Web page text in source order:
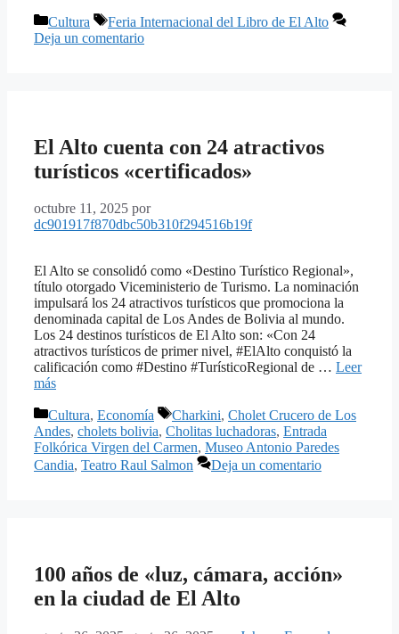
Categorías
Cultura Etiquetas
Feria Internacional del Libro de El Alto
Deja un comentario
El Alto cuenta con 24 atractivos
turísticos «certificados»
octubre 11, 2025 por
dc901917f870dbc50b310f294516b19f
El Alto se consolidó como «Destino Turístico Regional»,
título otorgado Viceministerio de Turismo. La nominación
impulsará los 24 atractivos turísticos que promociona la
denominada capital de Los Andes de Bolivia al mundo.
Los 24 destinos turísticos de El Alto son: «Con 24
atractivos turísticos de primer nivel, #ElAlto conquistó la
calificación como #Destino #TurísticoRegional de … Leer
más
Categorías
Cultura, Economía Etiquetas
Charkini, Cholet Crucero de Los
Andes, cholets bolivia, Cholitas luchadoras, Entrada
Folkórica Virgen del Carmen, Museo Antonio Paredes
Candia, Teatro Raul Salmon Deja un comentario
100 años de «luz, cámara, acción»
en la ciudad de El Alto